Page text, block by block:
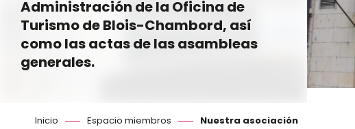
Administración de la Oficina de
Turismo de Blois-Chambord, así
como las actas de las asambleas
generales.
Inicio Espacio miembros Nuestra asociación